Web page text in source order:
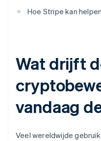
Hoe Stripe kan helpen
Wat drijft
vandaag
Veel wereldwijde